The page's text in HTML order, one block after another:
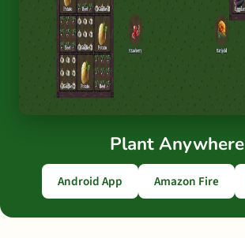
Plant Anywhere
Android App Amazon Fire